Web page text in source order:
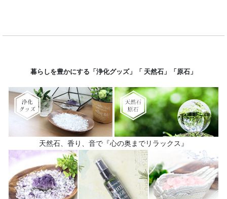
暮らしを豊かにする「浄化グッズ」「 天然石」「原石」
天然石、香り、音で『心の奥までリラックス』